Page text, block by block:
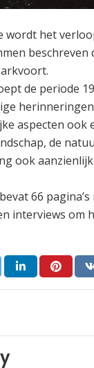
wordt het
beschreven
de periode
aspecten ook
de
ook
66 pagina’s
interviews om